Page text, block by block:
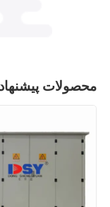
محصولات